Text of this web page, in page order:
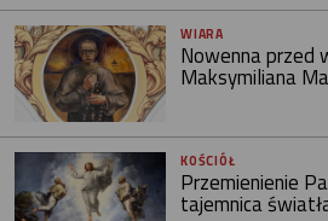
WIARA
Nowenna przed
Maksymiliana
KOŚCIÓŁ
Przemienienie
tajemnica